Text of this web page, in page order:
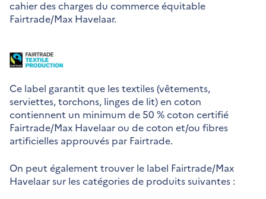
cahier des charges du commerce équitable
Fairtrade/Max Havelaar.
Ce label garantit que les textiles (vêtements,
serviettes, torchons, linges de lit) en coton
contiennent un minimum de 50 % coton certifié
Fairtrade/Max Havelaar ou de coton et/ou fibres
artificielles approuvés par Fairtrade.
On peut également trouver le label Fairtrade/Max
Havelaar sur les catégories de produits suivantes :